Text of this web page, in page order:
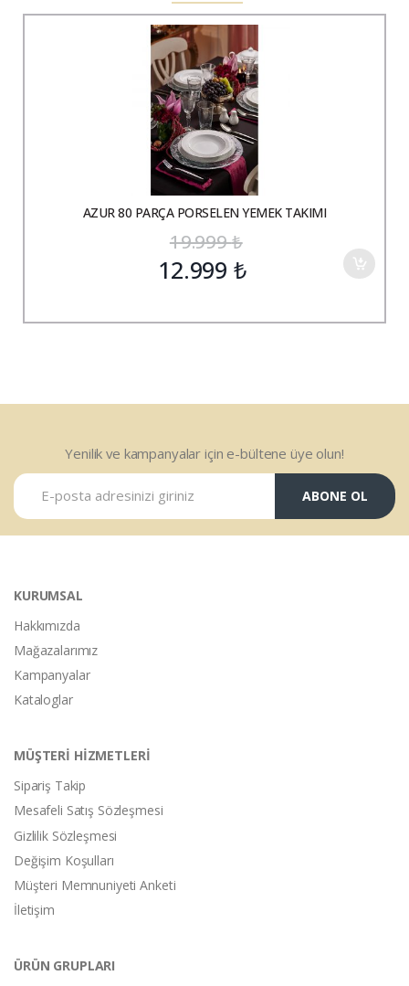
AZUR 80 PARÇA PORSELEN YEMEK TAKIMI
19.999₺
12.999₺
Yenilik ve kampanyalar için e-bültene üye olun!
ABONE OL
KURUMSAL
Hakkımızda
Mağazalarımız
Kampanyalar
Kataloglar
MÜŞTERİ HİZMETLERİ
Sipariş Takip
Mesafeli Satış Sözleşmesi
Gizlilik Sözleşmesi
Değişim Koşulları
Müşteri Memnuniyeti Anketi
İletişim
ÜRÜN GRUPLARI